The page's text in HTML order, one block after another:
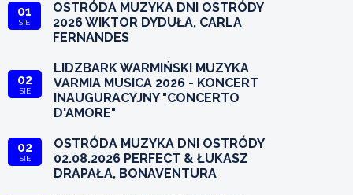
01
SIE
OSTRÓDA MUZYKA DNI OSTRÓDY
2026 WIKTOR DYDUŁA, CARLA
FERNANDES
02
SIE
LIDZBARK WARMIŃSKI MUZYKA
VARMIA MUSICA 2026 - KONCERT
INAUGURACYJNY "CONCERTO
D'AMORE"
02
SIE
OSTRÓDA MUZYKA DNI OSTRÓDY
02.08.2026 PERFECT & ŁUKASZ
DRAPAŁA, BONAVENTURA